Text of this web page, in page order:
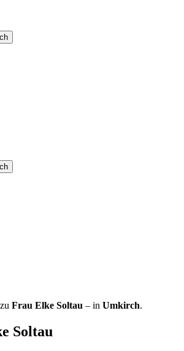
Frau Elke Soltau – in Umkirch.
Soltau